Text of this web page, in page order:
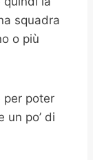
squadra
o più
per poter
un po’ di